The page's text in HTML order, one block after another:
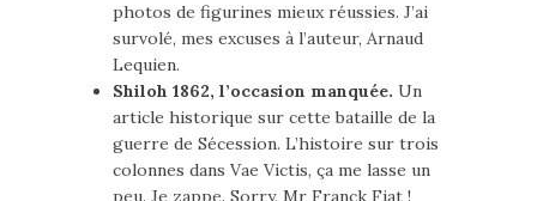
photos de figurines mieux réussies. J’ai
survolé, mes excuses à l’auteur, Arnaud
Lequien.
Shiloh 1862, l’occasion manquée. Un
article historique sur cette bataille de la
guerre de Sécession. L’histoire sur trois
colonnes dans Vae Victis, ça me lasse un
peu. Je zappe. Sorry, Mr Franck Fiat !